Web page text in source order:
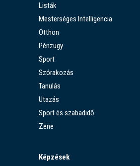
Listák
Mesterséges Intelligencia
Otthon
Pénzügy
Sport
Szórakozás
Tanulás
Utazás
Sport és szabadidő
Zene
Képzések